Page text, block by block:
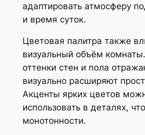
адаптировать атмосферу
и время суток.
Цветовая палитра также
визуальный объём
оттенки стен и пола
визуально расширяют
Акценты ярких цветов
использовать в деталях,
монотонности.